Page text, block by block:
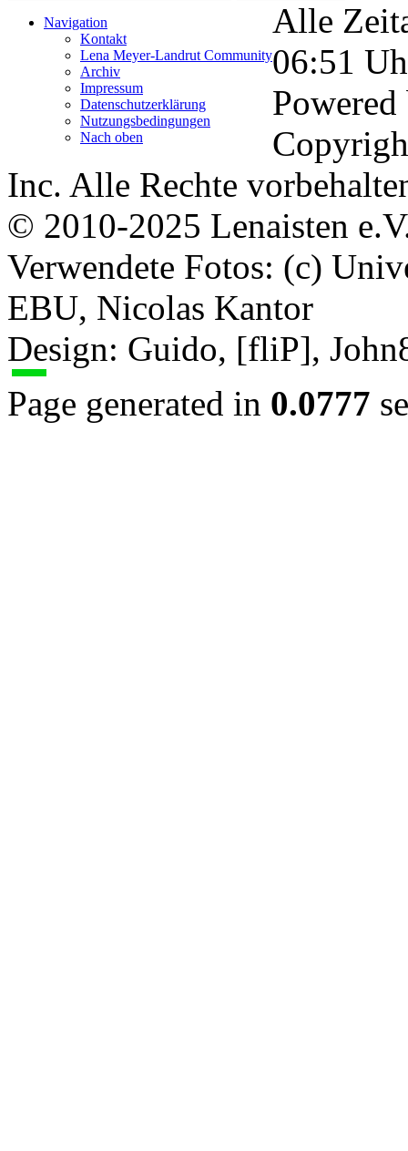
Navigation
Kontakt
Lena Meyer-Landrut Community
Archiv
Impressum
Datenschutzerklärung
Nutzungsbedingungen
Nach oben
Alle
06:51
Inc. Alle Rechte
© 2010-2025 Lenaisten
Verwendete Fotos: (c)
EBU, Nicolas Kantor
Design: Guido, [fliP],
Page generated in 0.0777